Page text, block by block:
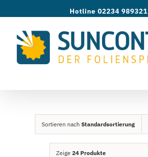
springen
Hotline 02234 989321
Sortieren nach Standardsortierung
Zeige 24 Produkte